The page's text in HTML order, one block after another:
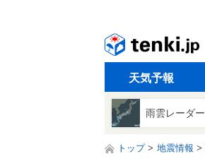
天気予報
雨雲レーダー
トップ 地震情報